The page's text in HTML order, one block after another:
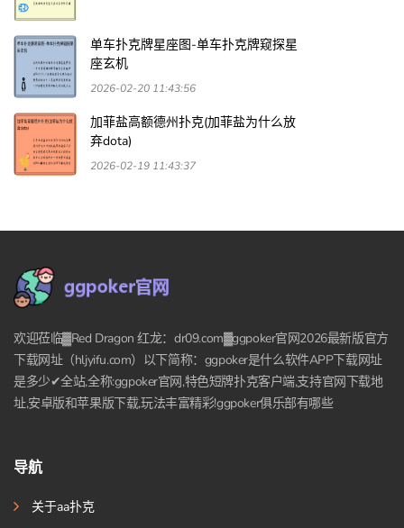
单车扑克牌星座图-单车扑克牌窥探星
座玄机
2026-02-20 11:43:56
加菲盐高额德州扑克(加菲盐为什么放
弃dota)
2026-02-19 11:43:37
欢迎莅临▓Red Dragon 红龙：dr09.com▓ggpoker官网2026最新版官方
下载网址（hljyifu.com）以下简称：ggpoker是什么软件APP下载网址
是多少✔全站,全称:ggpoker官网,特色短牌扑克客户端,支持官网下载地
址,安卓版和苹果版下载,玩法丰富精彩!ggpoker俱乐部有哪些
导航
关于aa扑克